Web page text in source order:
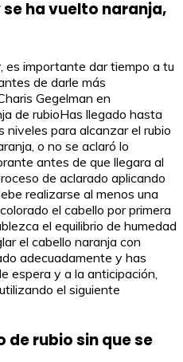
ha vuelto naranja,
es importante dar tiempo a tu
de darle más
Gegelman en
de rubioHas llegado hasta
niveles para alcanzar el rubio
o no se aclaró lo
antes de que llegara al
de aclarado aplicando
realizarse al menos una
el cabello por primera
el equilibrio de humedad
el cabello naranja con
adecuadamente y has
espera y a la anticipación,
el siguiente
de rubio sin que se